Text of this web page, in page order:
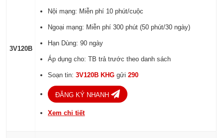
3V120B
Nội mạng: Miễn phí 10 phút/cuộc
Ngoại mạng: Miễn phí 300 phút (50 phút/30 ngày)
Hạn Dùng: 90 ngày
Áp dụng cho: TB trả trước theo danh sách
Soạn tin:3V120B KHGgửi290
ĐĂNG KÝ NHANH
Xem chi tiết